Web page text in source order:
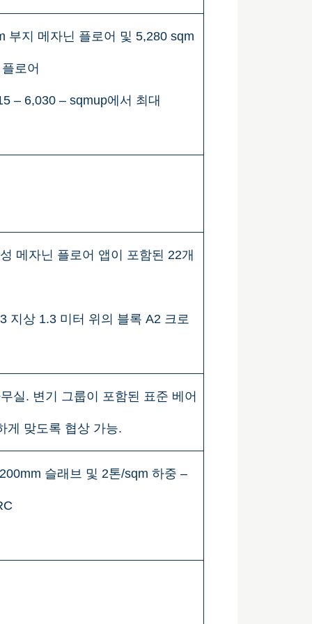
부지 메자닌 플로어 및 5,280 sqm
로어
– 6,030 – sqmup에서 최대
메자닌 플로어 앱이 포함된 22개
지상 1.3 미터 위의 블록 A2 크로
실. 변기 그룹이 포함된 표준 베어
게 맞도록 협상 가능.
슬래브 및 2톤/sqm 하중 –